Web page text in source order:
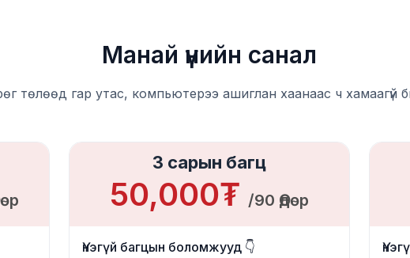
Манай үнийн санал
төлөөд гар утас, компьютерээ ашиглан хаанаас ч хамаагүй
3 сарын багц
50,000₮ /90 Өдөр
Үнэгүй багцын боломжууд 👇